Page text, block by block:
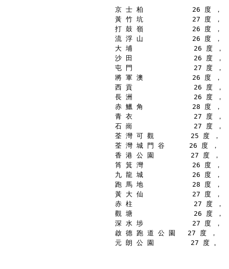
京 士 柏            26 度 ，
黃 竹 坑            27 度 ，
打 鼓 嶺            26 度 ，
流 浮 山            26 度 ，
大 埔               26 度 ，
沙 田               26 度 ，
屯 門               27 度 ，
將 軍 澳            26 度 ，
西 貢               26 度 ，
長 洲               26 度 ，
赤 鱲 角            28 度 ，
青 衣               27 度 ，
石 崗               27 度 ，
荃 灣 可 觀         25 度 ，
荃 灣 城 門 谷      26 度 ，
香 港 公 園         27 度 ，
筲 箕 灣            26 度 ，
九 龍 城            26 度 ，
跑 馬 地            28 度 ，
黃 大 仙            27 度 ，
赤 柱               27 度 ，
觀 塘               26 度 ，
深 水 埗            27 度 ，
啟 德 跑 道 公 園   27 度 ，
元 朗 公 園         27 度 。